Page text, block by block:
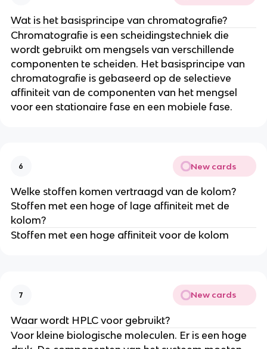
Wat is het basisprincipe van chromatografie?
Chromatografie is een scheidingstechniek die
wordt gebruikt om mengsels van verschillende
componenten te scheiden. Het basisprincipe van
chromatografie is gebaseerd op de selectieve
affiniteit van de componenten van het mengsel
voor een stationaire fase en een mobiele fase.
6 New cards
Welke stoffen komen vertraagd van de kolom?
Stoffen met een hoge of lage affiniteit met de
kolom?
Stoffen met een hoge affiniteit voor de kolom
7 New cards
Waar wordt HPLC voor gebruikt?
Voor kleine biologische moleculen. Er is een hoge